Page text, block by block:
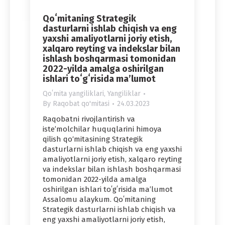
Qoʻmitaning Strategik
dasturlarni ishlab chiqish va eng
yaxshi amaliyotlarni joriy etish,
xalqaro reyting va indekslar bilan
ishlash boshqarmasi tomonidan
2022-yilda amalga oshirilgan
ishlari toʻgʻrisida ma’lumot
Qoʻmita yangiliklari, Yangiliklar
By Raqobat qo'mitasi 24.03.2023
Raqobatni rivojlantirish va
iste’molchilar huquqlarini himoya
qilish qo‘mitasining Strategik
dasturlarni ishlab chiqish va eng yaxshi
amaliyotlarni joriy etish, xalqaro reyting
va indekslar bilan ishlash boshqarmasi
tomonidan 2022-yilda amalga
oshirilgan ishlari toʻgʻrisida ma’lumot
Assalomu alaykum. Qoʻmitaning
Strategik dasturlarni ishlab chiqish va
eng yaxshi amaliyotlarni joriy etish,